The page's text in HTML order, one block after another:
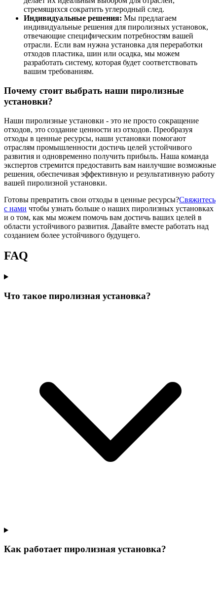
стремящихся сократить углеродный след.
Индивидуальные решения: Мы предлагаем
индивидуальные решения для пиролизных установок,
отвечающие специфическим потребностям вашей
отрасли. Если вам нужна установка для переработки
отходов пластика, шин или осадка, мы можем
разработать систему, которая будет соответствовать
вашим требованиям.
Почему стоит выбрать наши пиролизные
установки?
Наши пиролизные установки - это не просто сокращение
отходов, это создание ценности из отходов. Преобразуя
отходы в ценные ресурсы, наши установки помогают
отраслям промышленности достичь целей устойчивого
развития и одновременно получить прибыль. Наша команда
экспертов стремится предоставить вам наилучшие возможные
решения, обеспечивая эффективную и результативную работу
вашей пиролизной установки.
Готовы превратить свои отходы в ценные ресурсы?Свяжитесь
с нами чтобы узнать больше о наших пиролизных установках
и о том, как мы можем помочь вам достичь ваших целей в
области устойчивого развития. Давайте вместе работать над
созданием более устойчивого будущего.
FAQ
Что такое пиролизная установка?
Как работает пиролизная установка?